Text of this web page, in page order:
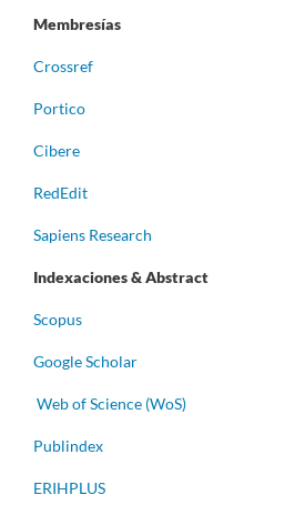
Membresías
Crossref
Portico
Cibere
RedEdit
Sapiens Research
Indexaciones & Abstract
Scopus
Google Scholar
Web of Science (WoS)
Publindex
ERIHPLUS